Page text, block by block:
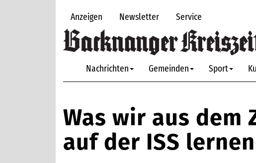
Anzeigen Newsletter Service
Nachrichten Gemeinden Sport
Was wir aus dem
auf der ISS